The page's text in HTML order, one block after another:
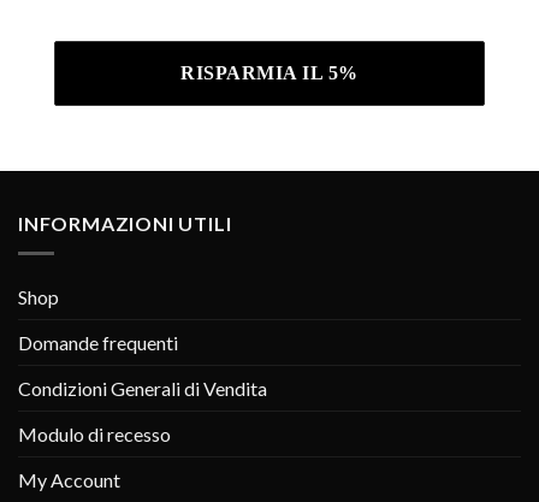
INFORMAZIONI UTILI
Shop
Domande frequenti
Condizioni Generali di Vendita
Modulo di recesso
My Account